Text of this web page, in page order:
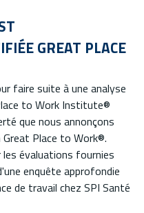
GREAT PLACE
faire suite à une analyse
to Work Institute®
que nous annonçons
Place to Work®.
évaluations fournies
enquête approfondie
de travail chez SPI Santé